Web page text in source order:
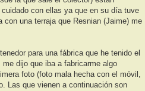
con ellas ya que en su día tuve
con una terraja que Resnian (Jaime) me
para una fábrica que he tenido el
dijo que iba a fabricarme algo
foto (foto mala hecha con el móvil,
Las que vienen a continuación son